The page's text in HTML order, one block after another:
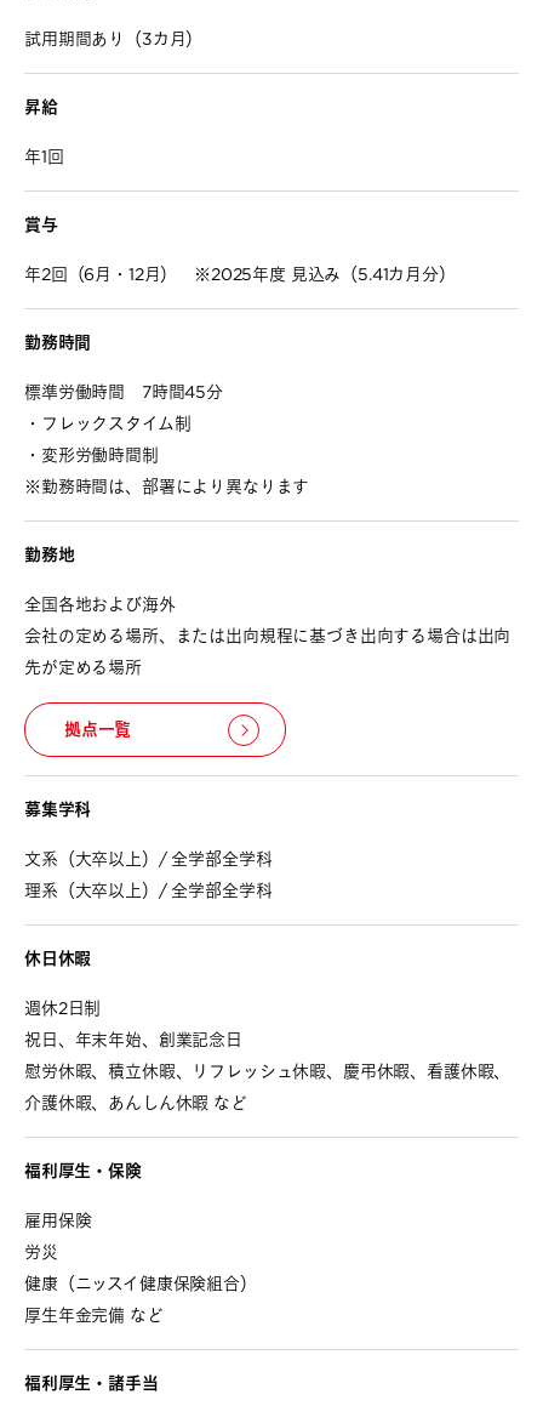
試用期間あり（3カ月）
昇給
年1回
賞与
年2回（6月・12月） ※2025年度 見込み（5.41カ月分）
勤務時間
標準労働時間 7時間45分
・フレックスタイム制
・変形労働時間制
※勤務時間は、部署により異なります
勤務地
全国各地および海外
会社の定める場所、または出向規程に基づき出向する場合は出向
先が定める場所
拠点一覧
募集学科
文系（大卒以上）/ 全学部全学科
理系（大卒以上）/ 全学部全学科
休日休暇
週休2日制
祝日、年末年始、創業記念日
慰労休暇、積立休暇、リフレッシュ休暇、慶弔休暇、看護休暇、
介護休暇、あんしん休暇 など
福利厚生・保険
雇用保険
労災
健康（ニッスイ健康保険組合）
厚生年金完備 など
福利厚生・諸手当